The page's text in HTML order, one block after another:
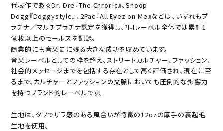
代表作であるDr. Dre『The Chronic』、Snoop
Dogg『Doggystyle』、2Pac『All Eyez on Me』などは、いずれもプ
ラチナ／マルチプラチナ認定を獲得し、?同レーベル全体では累計1
億枚以上のセールスを記録。
商業的にも音楽史に残る大きな成功を収めています。
音楽レーベルとしての枠を超え、ストリートカルチャー、ファッション、
社会的メッセージまでを包括する存在として高く評価され、現在に至
るまで、カルチャーとファッションの文脈においても圧倒的な影響力
を持つブランド的レーベルです。
生地は、タフでザラ感のある風合いが特徴の12ozの厚手の裏起毛
生地を使用。